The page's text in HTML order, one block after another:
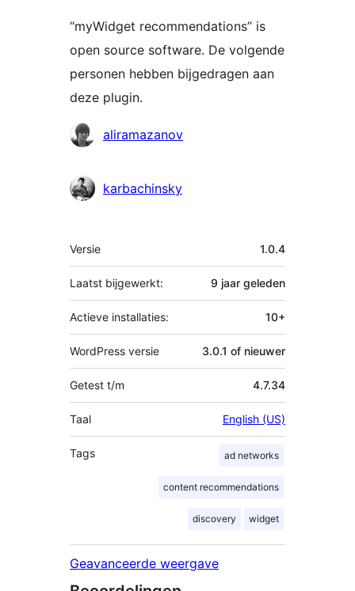
“myWidget recommendations” is
open source software. De volgende
personen hebben bijgedragen aan
deze plugin.
Bijdragersaliramazanov
karbachinsky
Meta
Versie 1.0.4
Laatst bijgewerkt: 9 jaar geleden
Actieve installaties: 10+
WordPress versie 3.0.1 of nieuwer
Getest t/m 4.7.34
Taal English (US)
Tags ad networks
content recommendations
discovery widget
Geavanceerde weergave